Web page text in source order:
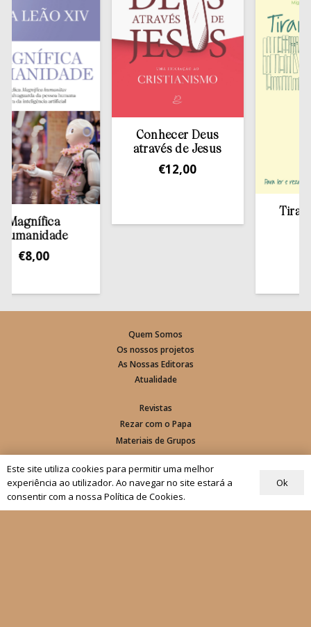
8,00
Conhecer Deus
através de Jesus
12,00
Tirar a
Quem Somos
Os nossos projetos
As Nossas Editoras
Atualidade
Revistas
Rezar com o Papa
Materiais de Grupos
As nossas newsletters
Receber
Este site utiliza cookies para permitir uma melhor
experiência ao utilizador. Ao navegar no site estará a
consentir com a nossa Política de Cookies.
Ok